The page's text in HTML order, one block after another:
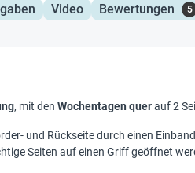
Video Bewertungen 5
, mit den Wochentagen querauf 2
und Rückseite durch einen
Seiten auf einen Griff geöffnet